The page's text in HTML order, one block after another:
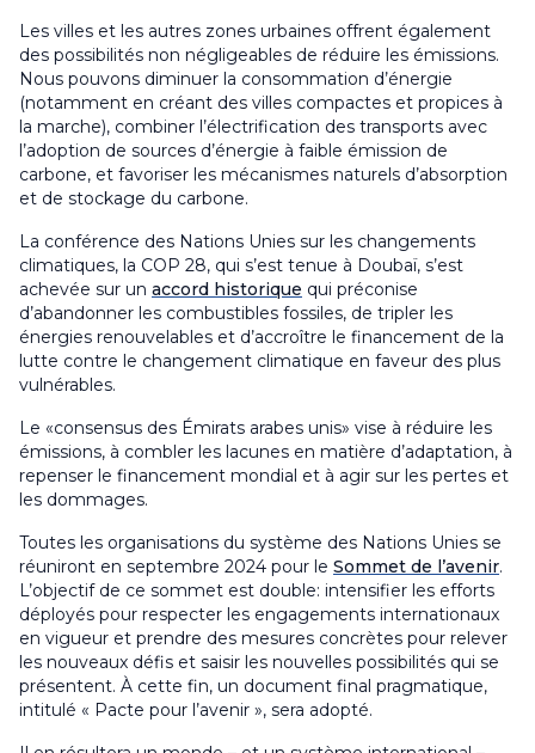
Les villes et les autres zones urbaines offrent également
des possibilités non négligeables de réduire les émissions.
Nous pouvons diminuer la consommation d’énergie
(notamment en créant des villes compactes et propices à
la marche), combiner l’électrification des transports avec
l’adoption de sources d’énergie à faible émission de
carbone, et favoriser les mécanismes naturels d’absorption
et de stockage du carbone.
La conférence des Nations Unies sur les changements
climatiques, la COP 28, qui s’est tenue à Doubaï, s’est
achevée sur un accord historique qui préconise
d’abandonner les combustibles fossiles, de tripler les
énergies renouvelables et d’accroître le financement de la
lutte contre le changement climatique en faveur des plus
vulnérables.
Le «consensus des Émirats arabes unis» vise à réduire les
émissions, à combler les lacunes en matière d’adaptation, à
repenser le financement mondial et à agir sur les pertes et
les dommages.
Toutes les organisations du système des Nations Unies se
réuniront en septembre 2024 pour le Sommet de l’avenir.
L’objectif de ce sommet est double: intensifier les efforts
déployés pour respecter les engagements internationaux
en vigueur et prendre des mesures concrètes pour relever
les nouveaux défis et saisir les nouvelles possibilités qui se
présentent. À cette fin, un document final pragmatique,
intitulé « Pacte pour l’avenir », sera adopté.